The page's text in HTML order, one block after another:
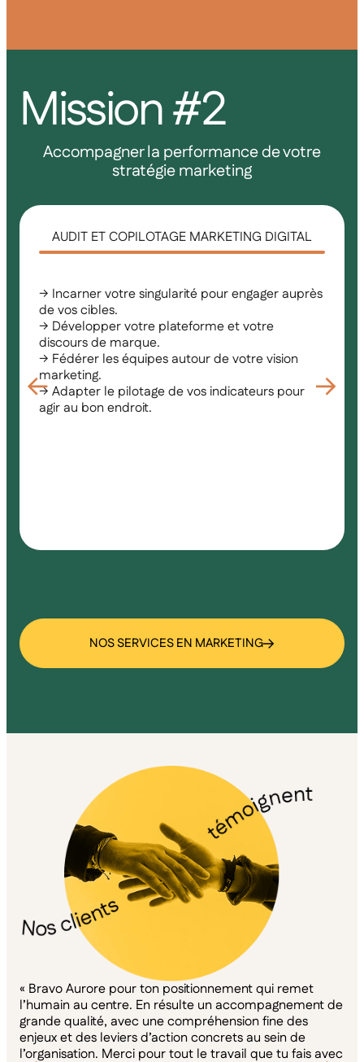
Mission #2
Accompagner la performance de votre
stratégie marketing
AUDIT ET COPILOTAGE MARKETING DIGITAL
→ Incarner votre singularité pour engager auprès
de vos cibles.
→ Développer votre plateforme et votre
discours de marque.
→ Fédérer les équipes autour de votre vision
marketing.
→ Adapter le pilotage de vos indicateurs pour
agir au bon endroit.
NOS SERVICES EN MARKETING
« Bravo Aurore pour ton positionnement qui remet
l’humain au centre. En résulte un accompagnement de
grande qualité, avec une compréhension fine des
enjeux et des leviers d’action concrets au sein de
l’organisation. Merci pour tout le travail que tu fais avec